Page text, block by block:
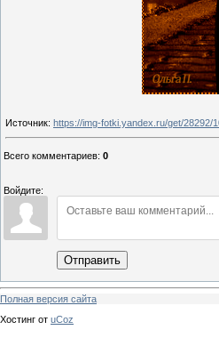
Источник: https://img-fotki.yandex.ru/get/28292/
Всего комментариев: 0
Войдите:
Отправить
Полная версия сайта
Хостинг от uCoz